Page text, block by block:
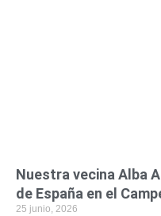
Nuestra vecina Alba
de España en el
25 junio, 2026